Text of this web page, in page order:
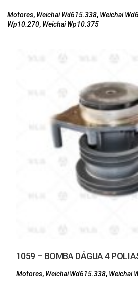
Motores, Weichai Wd615.338, Weichai
Wp10.270, Weichai Wp10.375
1059 – BOMBA DÁGUA 4
Motores, Weichai Wd615.338, Weichai